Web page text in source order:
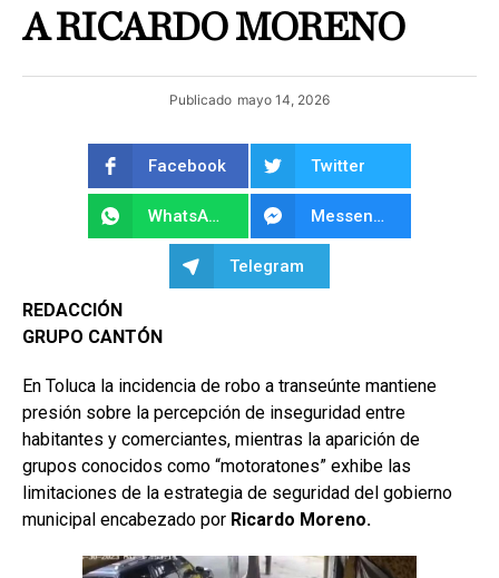
A RICARDO MORENO
Publicado mayo 14, 2026
Facebook Twitter
WhatsApp Messenger
Telegram
REDACCIÓN
GRUPO CANTÓN
En Toluca la incidencia de robo a transeúnte mantiene
presión sobre la percepción de inseguridad entre
habitantes y comerciantes, mientras la aparición de
grupos conocidos como “motoratones” exhibe las
limitaciones de la estrategia de seguridad del gobierno
municipal encabezado por Ricardo Moreno.